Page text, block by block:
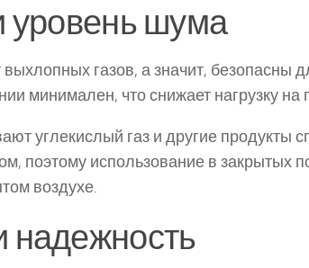
уровень шума
газов, а значит, безопасны
минимален, что снижает нагрузку на
углекислый газ и другие продукты
поэтому использование в закрытых
воздухе.
надежность